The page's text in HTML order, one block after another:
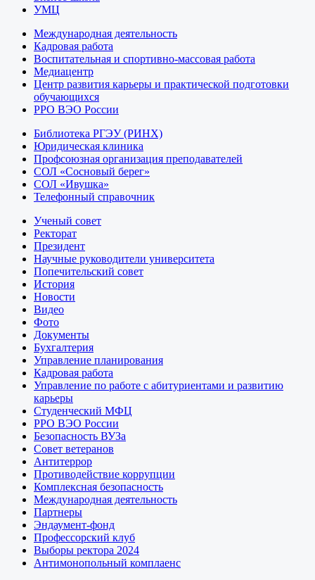
УМЦ
Международная деятельность
Кадровая работа
Воспитательная и спортивно-массовая работа
Медиацентр
Центр развития карьеры и практической подготовки
обучающихся
РРО ВЭО России
Библиотека РГЭУ (РИНХ)
Юридическая клиника
Профсоюзная организация преподавателей
СОЛ «Сосновый берег»
СОЛ «Ивушка»
Телефонный справочник
Ученый совет
Ректорат
Президент
Научные руководители университета
Попечительский совет
История
Новости
Видео
Фото
Документы
Бухгалтерия
Управление планирования
Кадровая работа
Управление по работе с абитуриентами и развитию
карьеры
Студенческий МФЦ
РРО ВЭО России
Безопасность ВУЗа
Совет ветеранов
Антитеррор
Противодействие коррупции
Комплексная безопасность
Международная деятельность
Партнеры
Эндаумент-фонд
Профессорский клуб
Выборы ректора 2024
Антимонопольный комплаенс